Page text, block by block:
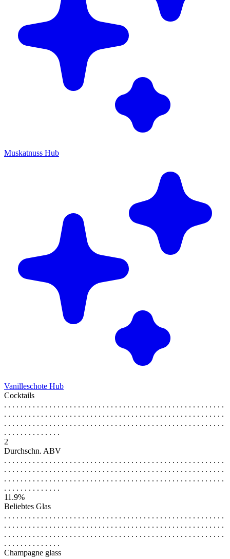
Muskatnuss Hub
Vanilleschote Hub
Cocktails
. . . . . . . . . . . . . . . . . . . . . . . . . . . . . . . . . . . . . . . . . . . . . . . . . . . . . .
. . . . . . . . . . . . . . . . . . . . . . . . . . . . . . . . . . . . . . . . . . . . . . . . . . . . . .
. . . . . . . . . . . . . . . . . . . . . . . . . . . . . . . . . . . . . . . . . . . . . . . . . . . . . .
. . . . . . . . . . . . . .
2
Durchschn. ABV
. . . . . . . . . . . . . . . . . . . . . . . . . . . . . . . . . . . . . . . . . . . . . . . . . . . . . .
. . . . . . . . . . . . . . . . . . . . . . . . . . . . . . . . . . . . . . . . . . . . . . . . . . . . . .
. . . . . . . . . . . . . . . . . . . . . . . . . . . . . . . . . . . . . . . . . . . . . . . . . . . . . .
. . . . . . . . . . . . . .
11.9%
Beliebtes Glas
. . . . . . . . . . . . . . . . . . . . . . . . . . . . . . . . . . . . . . . . . . . . . . . . . . . . . .
. . . . . . . . . . . . . . . . . . . . . . . . . . . . . . . . . . . . . . . . . . . . . . . . . . . . . .
. . . . . . . . . . . . . . . . . . . . . . . . . . . . . . . . . . . . . . . . . . . . . . . . . . . . . .
. . . . . . . . . . . . . .
Champagne glass